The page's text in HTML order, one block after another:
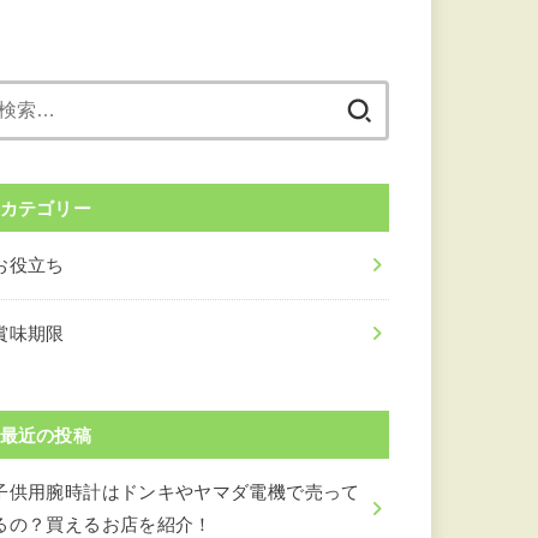
カテゴリー
役立ち
味期限
最近の投稿
供用腕時計はドンキやヤマダ電機で売って
の？買えるお店を紹介！